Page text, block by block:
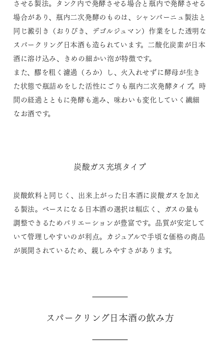
させる製法。タンク内で発酵させる場合と瓶内で発酵させる
場合があり、瓶内二次発酵のものは、シャンパーニュ製法と
同じ澱引き（おりびき、デゴルジュマン）作業をした透明な
スパークリング日本酒も造られています。二酸化炭素が日本
酒に溶け込み、きめの細かい泡が特徴です。
また、醪を粗く濾過（ろか）し、火入れせずに酵母が生き
た状態で瓶詰めをした活性にごりも瓶内二次発酵タイプ。時
間の経過とともに発酵も進み、味わいも変化していく繊細
なお酒です。
炭酸ガス充填タイプ
炭酸飲料と同じく、出来上がった日本酒に炭酸ガスを加え
る製法。ベースになる日本酒の選択は幅広く、ガスの量も
調整できるためバリエーションが豊富です。品質が安定して
いて管理しやすいのが利点。カジュアルで手頃な価格の商品
が展開されているため、親しみやすさがあります。
スパークリング日本酒の飲み方